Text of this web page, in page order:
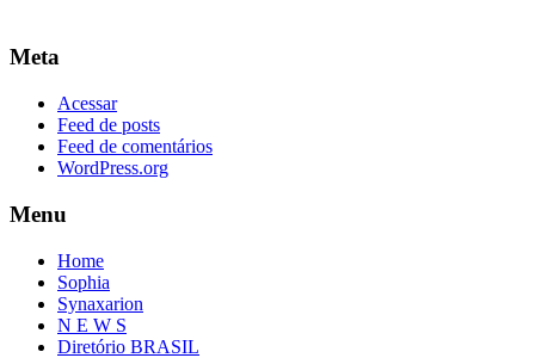
Meta
Acessar
Feed de posts
Feed de comentários
WordPress.org
Menu
Home
Sophia
Synaxarion
N E W S
Diretório BRASIL